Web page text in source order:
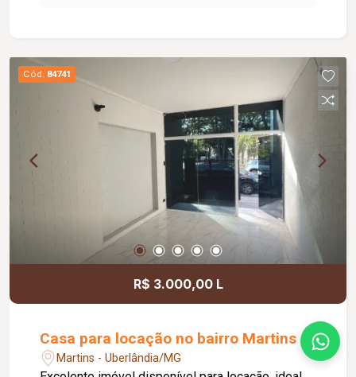
moderna para o seu empreendimento. O espaço
também dispõe de copa e banheiro, garantindo
praticidade para o dia a dia da operação. Entre em
contato para mais informações e agende uma
Cód. 84741
R$ 3.000,00 L
Casa para locação no bairro Martins
Martins - Uberlândia/MG